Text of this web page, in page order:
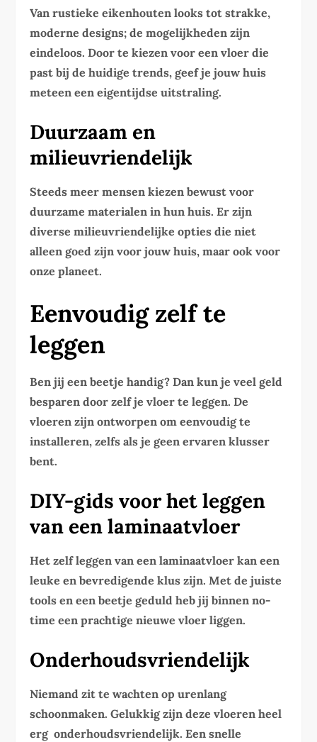
Van rustieke eikenhouten looks tot strakke,
moderne designs; de mogelijkheden zijn
eindeloos. Door te kiezen voor een vloer die
past bij de huidige trends, geef je jouw huis
meteen een eigentijdse uitstraling.
Duurzaam en
milieuvriendelijk
Steeds meer mensen kiezen bewust voor
duurzame materialen in hun huis. Er zijn
diverse milieuvriendelijke opties die niet
alleen goed zijn voor jouw huis, maar ook voor
onze planeet.
Eenvoudig zelf te
leggen
Ben jij een beetje handig? Dan kun je veel geld
besparen door zelf je vloer te leggen. De
vloeren zijn ontworpen om eenvoudig te
installeren, zelfs als je geen ervaren klusser
bent.
DIY-gids voor het leggen
van een laminaatvloer
Het zelf leggen van een laminaatvloer kan een
leuke en bevredigende klus zijn. Met de juiste
tools en een beetje geduld heb jij binnen no-
time een prachtige nieuwe vloer liggen.
Onderhoudsvriendelijk
Niemand zit te wachten op urenlang
schoonmaken. Gelukkig zijn deze vloeren heel
erg onderhoudsvriendelijk. Een snelle